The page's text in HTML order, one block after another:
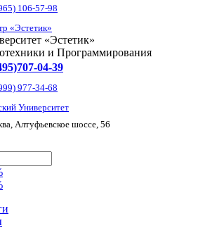
106-57-98
«Эстетик»
«Эстетик»
и Программирования
04-39
977-34-68
Университет
Алтуфьевское шоссе, 56